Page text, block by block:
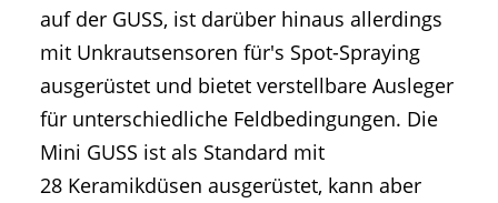
auf der GUSS, ist darüber hinaus allerdings
mit Unkrautsensoren für's Spot-Spraying
ausgerüstet und bietet verstellbare Ausleger
für unterschiedliche Feldbedingungen. Die
Mini GUSS ist als Standard mit
28 Keramikdüsen ausgerüstet, kann aber